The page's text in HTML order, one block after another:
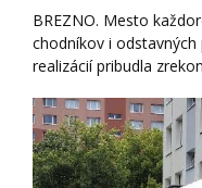
BREZNO. Mesto
chodníkov i
realizácií pribudla